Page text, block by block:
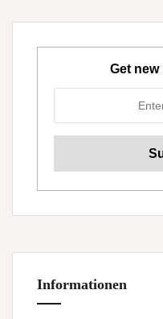
Get new
Informationen